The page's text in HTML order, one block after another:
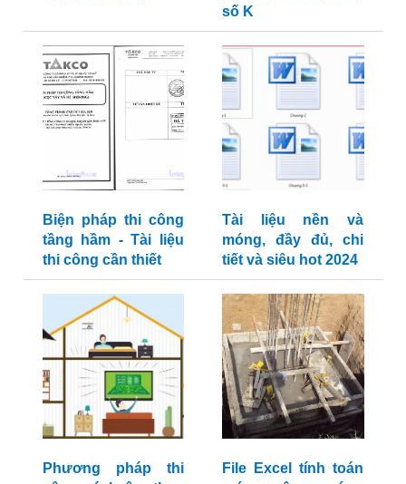
số K
Biện pháp thi công
tầng hầm - Tài liệu
thi công cần thiết
Tài liệu nền và
móng, đầy đủ, chi
tiết và siêu hot 2024
Phương pháp thi
File Excel tính toán